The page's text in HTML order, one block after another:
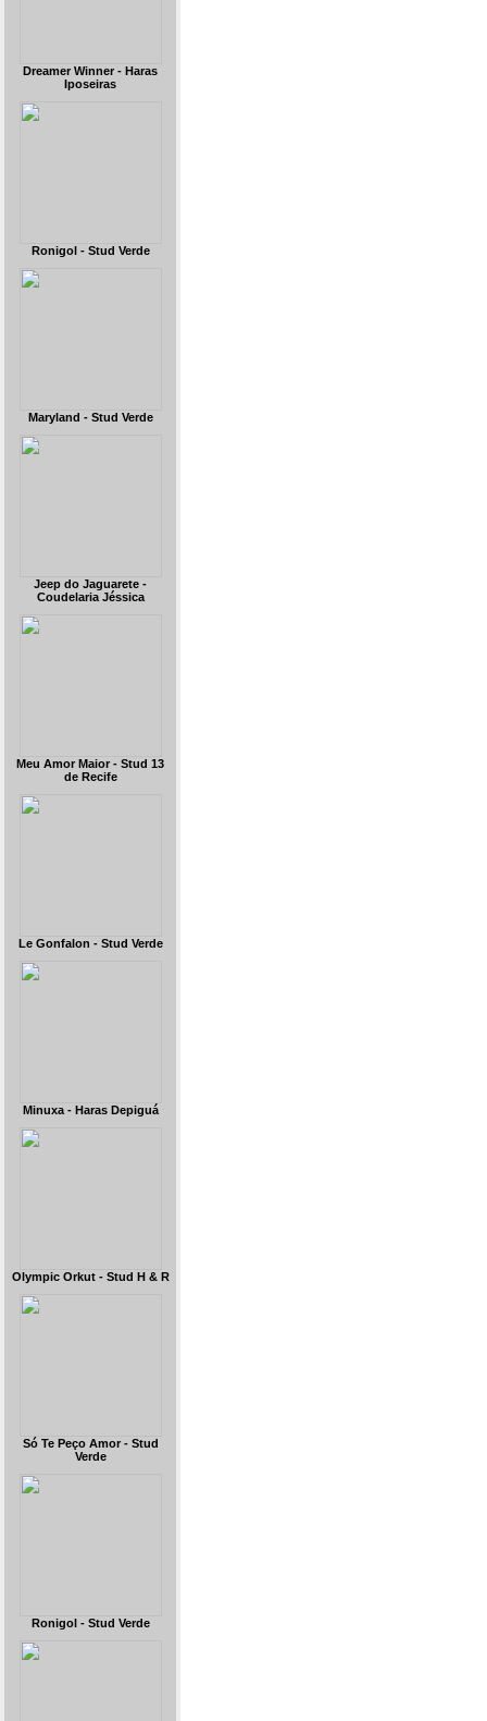
Dreamer Winner - Haras
Iposeiras
Ronigol - Stud Verde
Maryland - Stud Verde
Jeep do Jaguarete -
Coudelaria Jéssica
Meu Amor Maior - Stud 13
de Recife
Le Gonfalon - Stud Verde
Minuxa - Haras Depiguá
Olympic Orkut - Stud H & R
Só Te Peço Amor - Stud
Verde
Ronigol - Stud Verde